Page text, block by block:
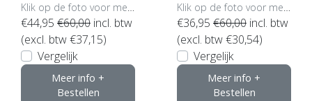
€44,95 €60,00 incl. btw
(excl. btw €37,15)
Vergelijk
Meer info +
Bestellen
€36,95 €60,00 incl. btw
(excl. btw €30,54)
Vergelijk
Meer info +
Bestellen